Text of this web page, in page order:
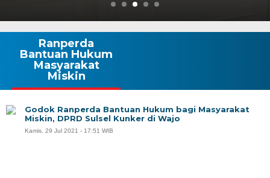
Ranperda
Bantuan Hukum
Masyarakat
Miskin
Godok Ranperda Bantuan Hukum bagi Masyarakat
Miskin, DPRD Sulsel Kunker di Wajo
Kamis, 29 Jul 2021 - 17:51 WIB